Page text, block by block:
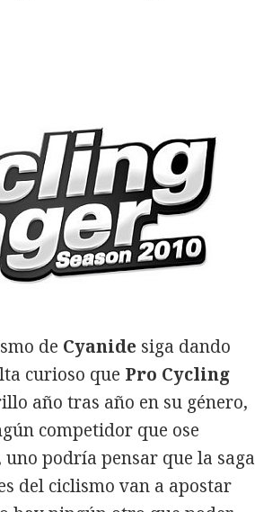
de Cyanide siga dando
curioso que Pro Cycling
año tras año en su género,
competidor que ose
podría pensar que la saga
del ciclismo van a apostar